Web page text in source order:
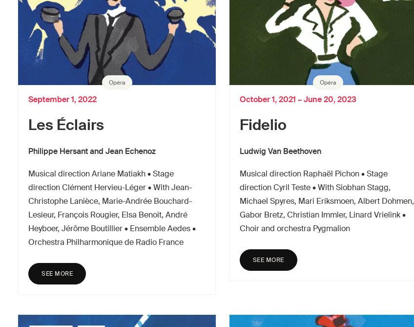
Opéra
Les Éclairs
Philippe Hersant and Jean Echenoz
September 1, 2022
Musical direction Ariane Matiakh • Stage
direction Clément Hervieu-Léger • With Jean-
Christophe Lanièce, Marie-Andrée Bouchard-
Lesieur, François Rougier, Elsa Benoit, André
Heyboer, Jérôme Boutillier • Ensemble Aedes •
Orchestra Philharmonique de Radio France
SEE MORE
Opéra
Fidelio
Ludwig Van Beethoven
October 1, 2021 – June 20, 2023
Musical direction Raphaël Pichon • Stage
direction Cyril Teste • With Siobhan Stagg,
Michael Spyres, Mari Eriksmoen, Albert Dohmen,
Gabor Bretz, Christian Immler, Linard Vrielink •
Choir and orchestra Pygmalion
SEE MORE